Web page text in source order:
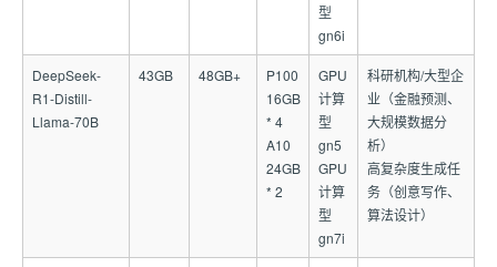
型
gn6i
DeepSeek-
R1-Distill-
Llama-70B
43GB 48GB+
P100
16GB
* 4
A10
24GB
* 2
GPU
计算
型
gn5
GPU
计算
型
gn7i
科研机构/大型企
业（金融预测、
大规模数据分
析）
高复杂度生成任
务（创意写作、
算法设计）